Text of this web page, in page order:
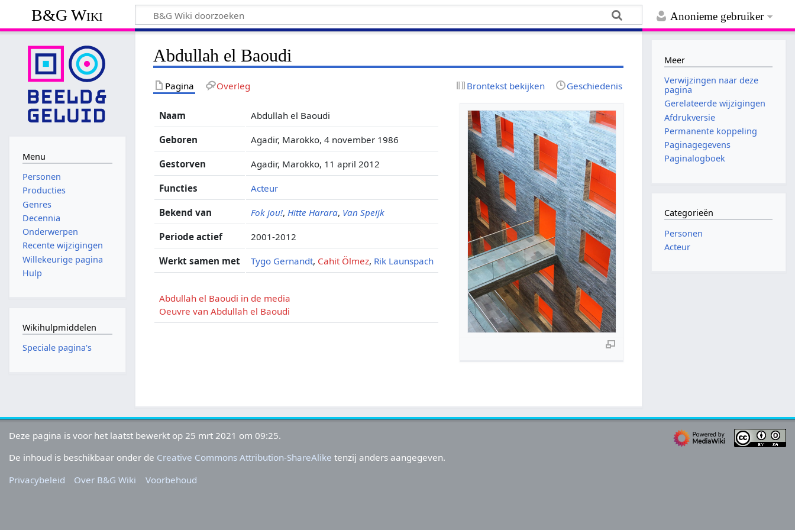
Anonieme gebruiker
B&G Wiki
Abdullah el Baoudi
Pagina Overleg Brontekst bekijken Geschiedenis
Naam Abdullah el Baoudi
Geboren Agadir, Marokko, 4 november 1986
Gestorven Agadir, Marokko, 11 april 2012
Functies Acteur
Bekend van Fok jou!, Hitte Harara, Van Speijk
Periode actief 2001-2012
Werkt samen met Tygo Gernandt, Cahit Ölmez, Rik Launspach
Abdullah el Baoudi in de media
Oeuvre van Abdullah el Baoudi
Menu
Personen
Producties
Genres
Decennia
Onderwerpen
Recente wijzigingen
Willekeurige pagina
Hulp
Wikihulpmiddelen
Speciale pagina's
Meer
Verwijzingen naar deze
pagina
Gerelateerde wijzigingen
Afdrukversie
Permanente koppeling
Paginagegevens
Paginalogboek
Categorieën
Personen
Acteur
Deze pagina is voor het laatst bewerkt op 25 mrt 2021 om 09:25.
De inhoud is beschikbaar onder de Creative Commons Attribution-ShareAlike tenzij anders aangegeven.
Privacybeleid
Over B&G Wiki Voorbehoud